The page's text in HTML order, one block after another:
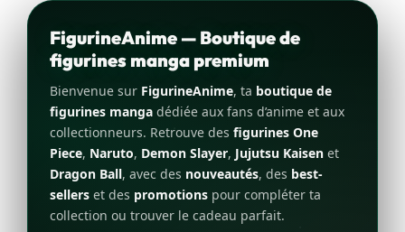
FigurineAnime — Boutique de
figurines manga premium
Bienvenue sur FigurineAnime, ta boutique de
figurines manga dédiée aux fans d’anime et aux
collectionneurs. Retrouve des figurines One
Piece, Naruto, Demon Slayer, Jujutsu Kaisen et
Dragon Ball, avec des nouveautés, des best-
sellers et des promotions pour compléter ta
collection ou trouver le cadeau parfait.